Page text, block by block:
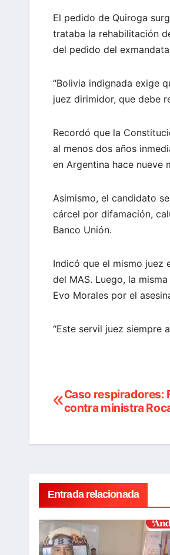
El pedido de Quiroga
trataba la rehabilitación
del pedido del
“Bolivia indignada exige
juez dirimidor, que debe
Recordó que la
al menos dos años
en Argentina hace nueve
Asimismo, el candidato
cárcel por difamación,
Banco Unión.
Indicó que el mismo juez
del MAS. Luego, la
Evo Morales por el
“Este servil juez siempre
Navegación
entradas
Caso respiradores:
contra ministra
Entrada relacionada